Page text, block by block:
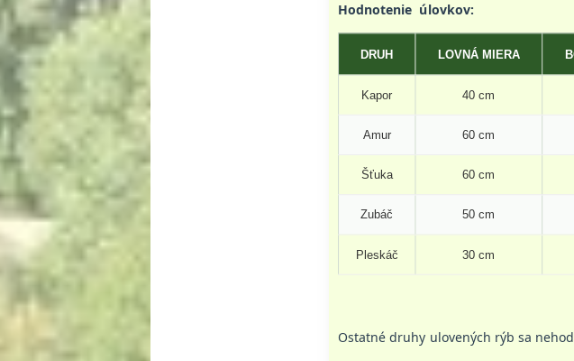
Hodnotenie úlovkov:
DRUH LOVNÁ MIERA
Kapor 40 cm
Amur 60 cm
Šťuka 60 cm
Zubáč 50 cm
Pleskáč 30 cm
Ostatné druhy ulovených rýb sa